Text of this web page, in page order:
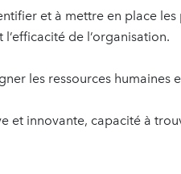
et à mettre en place les
de l’organisation.
les ressources humaines
et innovante, capacité à